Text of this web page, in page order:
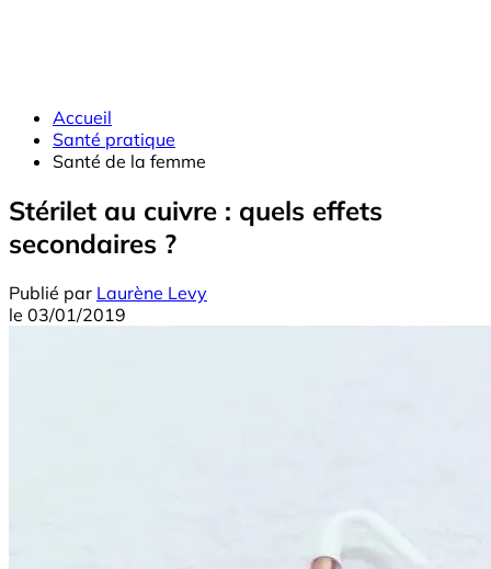
Accueil
Santé pratique
Santé de la femme
Stérilet au cuivre : quels effets
secondaires ?
Publié par Laurène Levy
le 03/01/2019